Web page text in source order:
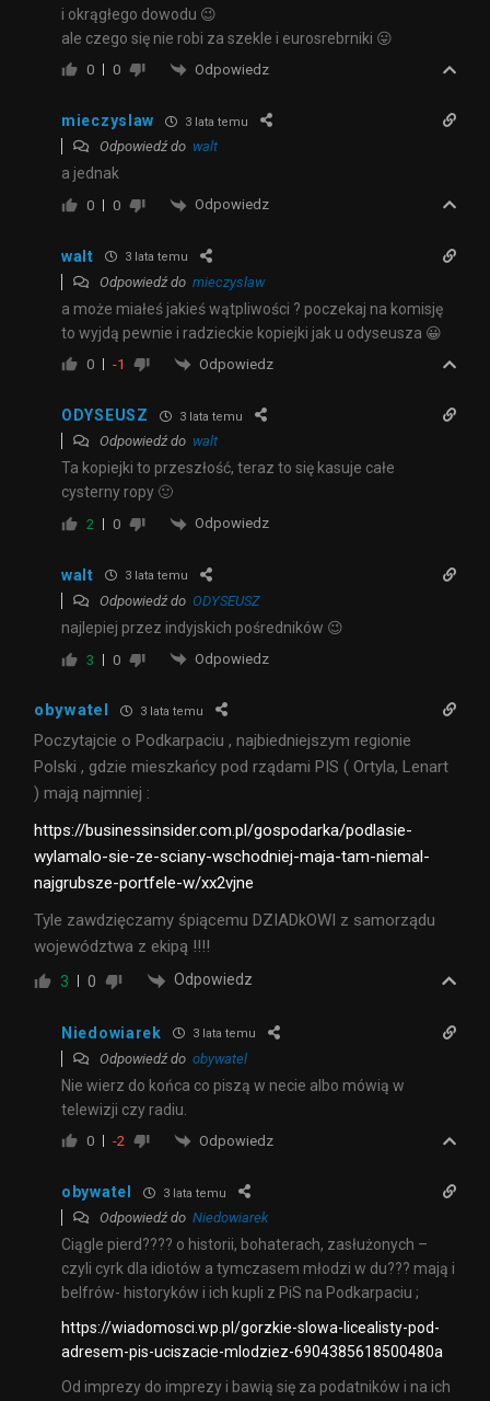
i okrągłego dowodu 😉
ale czego się nie robi za szekle i eurosrebrniki 😛
0 0 Odpowiedz
mieczyslaw 3 lata temu
Odpowiedź do walt
a jednak
0 0 Odpowiedz
walt 3 lata temu
Odpowiedź do mieczyslaw
a może miałeś jakieś wątpliwości ? poczekaj na komisję
to wyjdą pewnie i radzieckie kopiejki jak u odyseusza 😀
0 -1 Odpowiedz
ODYSEUSZ 3 lata temu
Odpowiedź do walt
Ta kopiejki to przeszłość, teraz to się kasuje całe
cysterny ropy 🙂
2 0 Odpowiedz
walt 3 lata temu
Odpowiedź do ODYSEUSZ
najlepiej przez indyjskich pośredników 😉
3 0 Odpowiedz
obywatel 3 lata temu
Poczytajcie o Podkarpaciu , najbiedniejszym regionie
Polski , gdzie mieszkańcy pod rządami PIS ( Ortyla, Lenart
) mają najmniej :
https://businessinsider.com.pl/gospodarka/podlasie-
wylamalo-sie-ze-sciany-wschodniej-maja-tam-niemal-
najgrubsze-portfele-w/xx2vjne
Tyle zawdzięczamy śpiącemu DZIADkOWI z samorządu
województwa z ekipą !!!!
3 0 Odpowiedz
Niedowiarek 3 lata temu
Odpowiedź do obywatel
Nie wierz do końca co piszą w necie albo mówią w
telewizji czy radiu.
0 -2 Odpowiedz
obywatel 3 lata temu
Odpowiedź do Niedowiarek
Ciągle pierd???? o historii, bohaterach, zasłużonych –
czyli cyrk dla idiotów a tymczasem młodzi w du??? mają i
belfrów- historyków i ich kupli z PiS na Podkarpaciu ;
https://wiadomosci.wp.pl/gorzkie-slowa-licealisty-pod-
adresem-pis-uciszacie-mlodziez-6904385618500480a
Od imprezy do imprezy i bawią się za podatników i na ich